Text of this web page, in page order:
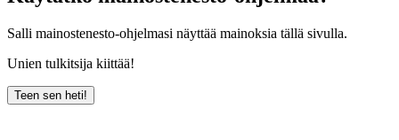
Salli mainostenesto-ohjelmasi näyttää mainoksia tällä sivulla.
Unien tulkitsija kiittää!
Teen sen heti!